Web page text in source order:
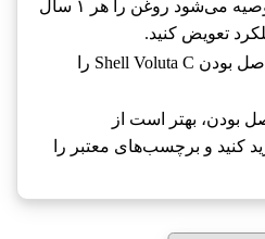
دارد، اما به طور کلی توصیه می‌شود روغن را هر ۱ سال
تعویض کنید.
سوال: چگونه می‌توان اصل بودن Shell Voluta C را
بودن، بهتر است از
کنید و برچسب‌های معتبر را